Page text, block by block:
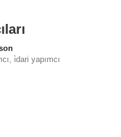
i̇dari yapımcı